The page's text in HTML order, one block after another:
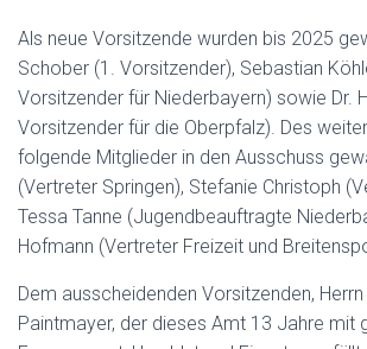
Als neue Vorsitzende wurden bis 2025
Schober (1. Vorsitzender), Sebastian
Vorsitzender für Niederbayern) sowie Dr.
Vorsitzender für die Oberpfalz). Des
folgende Mitglieder in den Ausschuss
(Vertreter Springen), Stefanie Christoph
Tessa Tanne (Jugendbeauftragte
Hofmann (Vertreter Freizeit und
Dem ausscheidenden Vorsitzenden,
Paintmayer, der dieses Amt 13 Jahre mit